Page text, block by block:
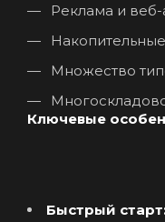
Реклама и веб-
Множество
Ключевые
Быстрый